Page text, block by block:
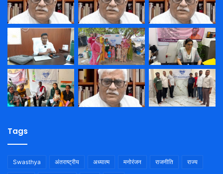
Tags
Swasthya अंतराष्ट्रीय अध्यात्म मनोरंजन राजनीति राज्य